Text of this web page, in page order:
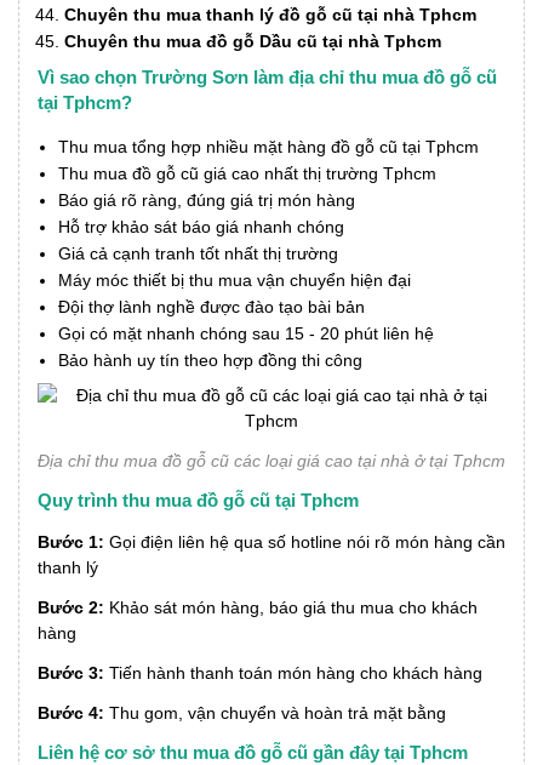
Chuyên thu mua thanh lý đồ gỗ cũ tại nhà Tphcm
Chuyên thu mua đồ gỗ Dầu cũ tại nhà Tphcm
Vì sao chọn Trường Sơn làm địa chỉ thu mua đồ gỗ cũ
tại Tphcm?
Thu mua tổng hợp nhiều mặt hàng đồ gỗ cũ tại Tphcm
Thu mua đồ gỗ cũ giá cao nhất thị trường Tphcm
Báo giá rõ ràng, đúng giá trị món hàng
Hỗ trợ khảo sát báo giá nhanh chóng
Giá cả cạnh tranh tốt nhất thị trường
Máy móc thiết bị thu mua vận chuyển hiện đại
Đội thợ lành nghề được đào tạo bài bản
Gọi có mặt nhanh chóng sau 15 - 20 phút liên hệ
Bảo hành uy tín theo hợp đồng thi công
Địa chỉ thu mua đồ gỗ cũ các loại giá cao tại nhà ở tại Tphcm
Quy trình thu mua đồ gỗ cũ tại Tphcm
Bước 1: Gọi điện liên hệ qua số hotline nói rõ món hàng cần
thanh lý
Bước 2: Khảo sát món hàng, báo giá thu mua cho khách
hàng
Bước 3: Tiến hành thanh toán món hàng cho khách hàng
Bước 4: Thu gom, vận chuyển và hoàn trả mặt bằng
Liên hệ cơ sở thu mua đồ gỗ cũ gần đây tại Tphcm